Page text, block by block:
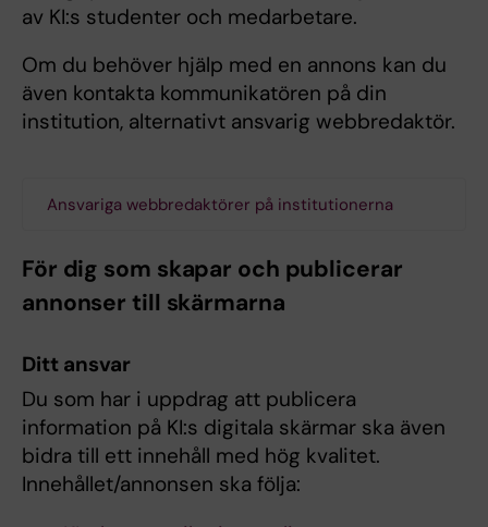
av KI:s studenter och medarbetare.
Om du behöver hjälp med en annons kan du
även kontakta kommunikatören på din
institution, alternativt ansvarig webbredaktör.
Ansvariga webbredaktörer på institutionerna
För dig som skapar och publicerar
annonser till skärmarna
Ditt ansvar
Du som har i uppdrag att publicera
information på KI:s digitala skärmar ska även
bidra till ett innehåll med hög kvalitet.
Innehållet/annonsen ska följa: